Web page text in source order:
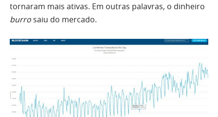
tornaram mais ativas. Em outras palavras, o dinheiro
burro saiu do mercado.